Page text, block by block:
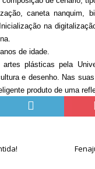
caneta nanquim,
na
de idade.
plásticas pela
e desenho. Nas
produto de uma